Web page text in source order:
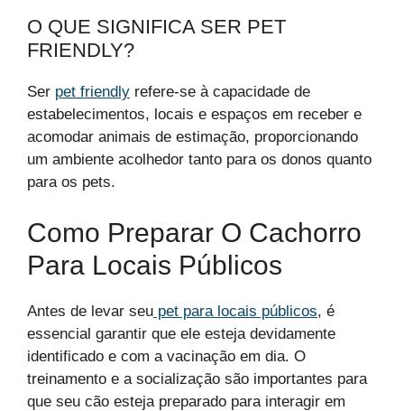
O QUE SIGNIFICA SER PET
FRIENDLY?
Ser pet friendly refere-se à capacidade de
estabelecimentos, locais e espaços em receber e
acomodar animais de estimação, proporcionando
um ambiente acolhedor tanto para os donos quanto
para os pets.
Como Preparar O Cachorro
Para Locais Públicos
Antes de levar seu pet para locais públicos, é
essencial garantir que ele esteja devidamente
identificado e com a vacinação em dia. O
treinamento e a socialização são importantes para
que seu cão esteja preparado para interagir em